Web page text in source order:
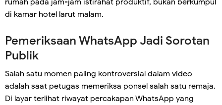
di kamar hotel larut malam.
Pemeriksaan WhatsApp Jadi Sorotan
Publik
Salah satu momen paling kontroversial dalam video
adalah saat petugas memeriksa ponsel salah satu remaja.
Di layar terlihat riwayat percakapan WhatsApp yang